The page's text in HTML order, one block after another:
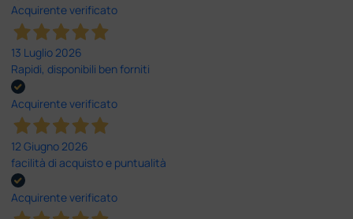
Acquirente verificato
13 Luglio 2026
Rapidi, disponibili ben forniti
Acquirente verificato
12 Giugno 2026
facilità di acquisto e puntualità
Acquirente verificato